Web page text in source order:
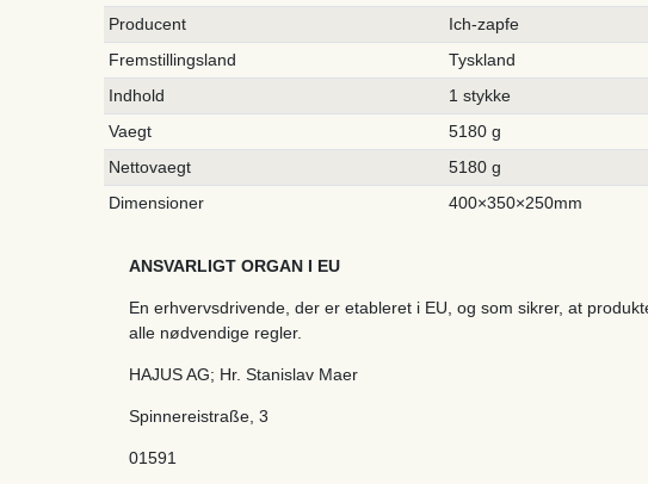
Producent
Ich-zapfe
Fremstillingsland
Tyskland
Indhold
1 stykke
Vaegt
5180 g
Nettovaegt
5180 g
Dimensioner
400×350×250mm
ANSVARLIGT ORGAN I EU
En erhvervsdrivende, der er etableret i EU, og som sikrer, at
alle nødvendige regler.
HAJUS AG; Hr. Stanislav Maer
Spinnereistraße, 3
01591